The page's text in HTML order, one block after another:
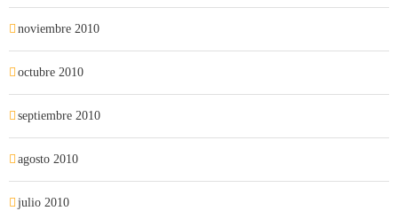
noviembre 2010
octubre 2010
septiembre 2010
agosto 2010
julio 2010